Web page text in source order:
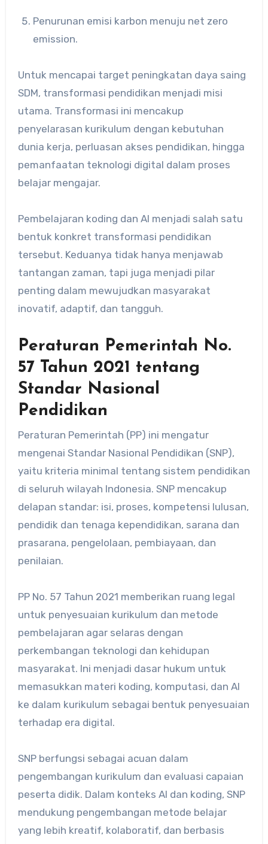
Penurunan emisi karbon menuju net zero
emission.
Untuk mencapai target peningkatan daya saing
SDM, transformasi pendidikan menjadi misi
utama. Transformasi ini mencakup
penyelarasan kurikulum dengan kebutuhan
dunia kerja, perluasan akses pendidikan, hingga
pemanfaatan teknologi digital dalam proses
belajar mengajar.
Pembelajaran koding dan AI menjadi salah satu
bentuk konkret transformasi pendidikan
tersebut. Keduanya tidak hanya menjawab
tantangan zaman, tapi juga menjadi pilar
penting dalam mewujudkan masyarakat
inovatif, adaptif, dan tangguh.
Peraturan Pemerintah No.
57 Tahun 2021 tentang
Standar Nasional
Pendidikan
Peraturan Pemerintah (PP) ini mengatur
mengenai Standar Nasional Pendidikan (SNP),
yaitu kriteria minimal tentang sistem pendidikan
di seluruh wilayah Indonesia. SNP mencakup
delapan standar: isi, proses, kompetensi lulusan,
pendidik dan tenaga kependidikan, sarana dan
prasarana, pengelolaan, pembiayaan, dan
penilaian.
PP No. 57 Tahun 2021 memberikan ruang legal
untuk penyesuaian kurikulum dan metode
pembelajaran agar selaras dengan
perkembangan teknologi dan kehidupan
masyarakat. Ini menjadi dasar hukum untuk
memasukkan materi koding, komputasi, dan AI
ke dalam kurikulum sebagai bentuk penyesuaian
terhadap era digital.
SNP berfungsi sebagai acuan dalam
pengembangan kurikulum dan evaluasi capaian
peserta didik. Dalam konteks AI dan koding, SNP
mendukung pengembangan metode belajar
yang lebih kreatif, kolaboratif, dan berbasis